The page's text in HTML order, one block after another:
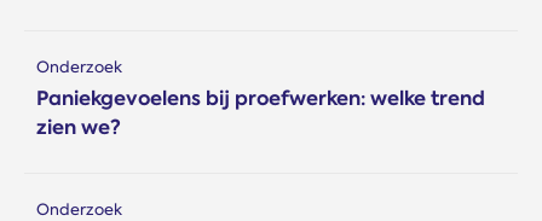
Onderzoek
Paniekgevoelens bij proefwerken: welke trend
zien we?
Onderzoek